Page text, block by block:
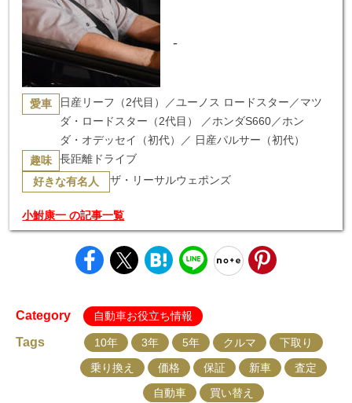
-
愛車
日産リーフ（2代目）／ユーノス ロードスター／マツ
ダ・ロードスター（2代目） ／ホンダS660／ホン
ダ・オデッセイ（初代）／ 日産パルサー（初代）
趣味 長距離ドライブ
好きな有名人 ザ・リーサルウェポンズ
小鮒康一 の記事一覧
Category 自動車お役立ち情報
Tags 10年 3年 5年 クルマ
下取り
乗り換え
価格 保証 新車
査定
自動車
買い替え